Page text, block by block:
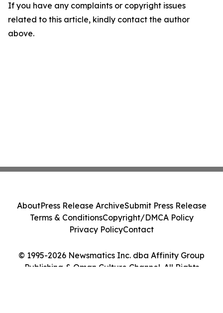
If you have any complaints or copyright issues
related to this article, kindly contact the author
above.
© 1995-2026 Newsmatics Inc. dba Affinity Group
Publishing & Oman Culture Channel. All Rights
AboutPress Release ArchiveSubmit Press Release
Terms & ConditionsCopyright/DMCA Policy
Privacy PolicyContact